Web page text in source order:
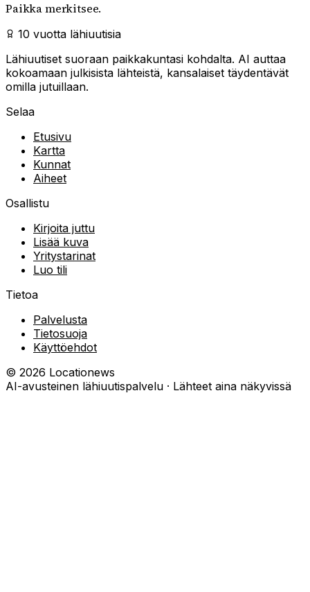
Paikka merkitsee.
10 vuotta lähiuutisia
Lähiuutiset suoraan paikkakuntasi kohdalta. AI auttaa
kokoamaan julkisista lähteistä, kansalaiset täydentävät
omilla jutuillaan.
Selaa
Etusivu
Kartta
Kunnat
Aiheet
Osallistu
Kirjoita juttu
Lisää kuva
Yritystarinat
Luo tili
Tietoa
Palvelusta
Tietosuoja
Käyttöehdot
© 2026 Locationews
AI-avusteinen lähiuutispalvelu · Lähteet aina näkyvissä